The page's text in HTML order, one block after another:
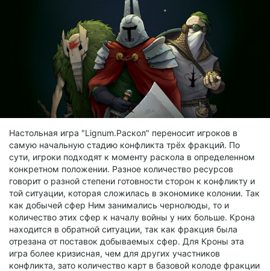
Настольная игра "Lignum.Раскол" переносит игроков в
самую начальную стадию конфликта трёх фракций. По
сути, игроки подходят к моменту раскола в определенном
конкретном положении. Разное количество ресурсов
говорит о разной степени готовности сторон к конфликту и
той ситуации, которая сложилась в экономике колонии. Так
как добычей сфер Ним занимались чернолюды, то и
количество этих сфер к началу войны у них больше. Крона
находится в обратной ситуации, так как фракция была
отрезана от поставок добываемых сфер. Для Кроны эта
игра более кризисная, чем для других участников
конфликта, зато количество карт в базовой колоде фракции